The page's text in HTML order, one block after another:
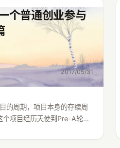
个普通创业参与
2017/05/31
的周期，项目本身的存续周
项目经历天使到Pre-A轮…